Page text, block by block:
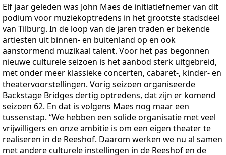
Elf jaar geleden was John Maes de initiatiefnemer van dit
podium voor muziekoptredens in het grootste stadsdeel
van Tilburg. In de loop van de jaren traden er bekende
artiesten uit binnen- en buitenland op en ook
aanstormend muzikaal talent. Voor het pas begonnen
nieuwe culturele seizoen is het aanbod sterk uitgebreid,
met onder meer klassieke concerten, cabaret-, kinder- en
theatervoorstellingen. Vorig seizoen organiseerde
Backstage Bridges dertig optredens, dat zijn er komend
seizoen 62. En dat is volgens Maes nog maar een
tussenstap. “We hebben een solide organisatie met veel
vrijwilligers en onze ambitie is om een eigen theater te
realiseren in de Reeshof. Daarom werken we nu al samen
met andere culturele instellingen in de Reeshof en de